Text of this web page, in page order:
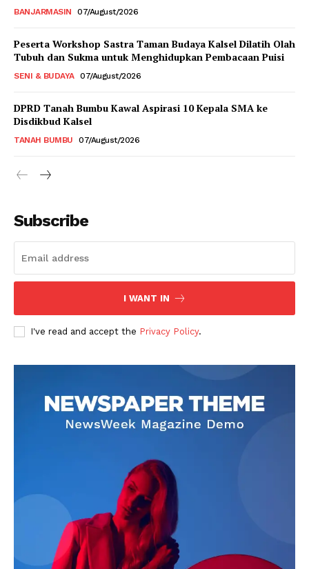
BANJARMASIN 07/August/2026
Peserta Workshop Sastra Taman Budaya Kalsel Dilatih Olah
Tubuh dan Sukma untuk Menghidupkan Pembacaan Puisi
SENI & BUDAYA 07/August/2026
DPRD Tanah Bumbu Kawal Aspirasi 10 Kepala SMA ke
Disdikbud Kalsel
TANAH BUMBU 07/August/2026
Subscribe
I WANT IN
I've read and accept the Privacy Policy.